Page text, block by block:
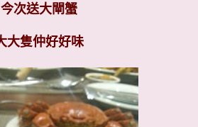
今次送大閘蟹
大隻仲好好味